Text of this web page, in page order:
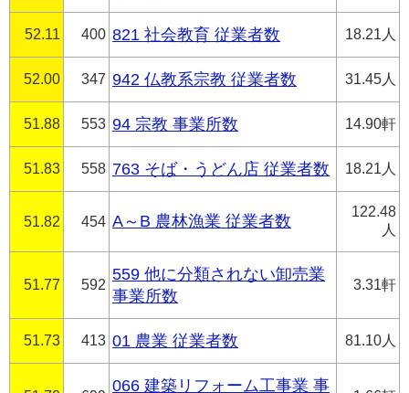
52.11 400 821 社会教育 従業者数 18.21人
52.00 347 942 仏教系宗教 従業者数 31.45人
51.88 553 94 宗教 事業所数 14.90軒
51.83 558 763 そば・うどん店 従業者数 18.21人
51.82 454 A～B 農林漁業 従業者数
122.48
人
51.77 592
559 他に分類されない卸売業
事業所数
3.31軒
51.73 413 01 農業 従業者数 81.10人
066 建築リフォーム工事業 事